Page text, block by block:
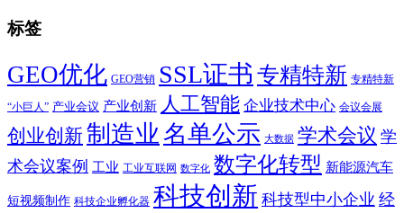
标签
GEO优化 GEO营销 SSL证书 专精特新 专精特新
“小巨人” 产业会议 产业创新 人工智能 企业技术中心 会议会展
创业创新制造业 名单公示 大数据 学术会议 学
术会议案例 工业 工业互联网 数字化 数字化转型 新能源汽车
短视频制作 科技企业孵化器 科技创新 科技型中小企业 经